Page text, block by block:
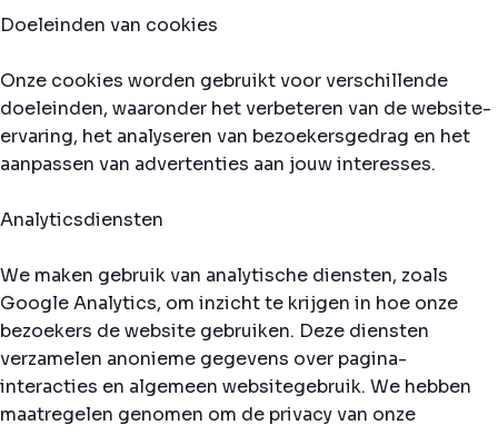
Doeleinden van cookies
Onze cookies worden gebruikt voor verschillende
doeleinden, waaronder het verbeteren van de website-
ervaring, het analyseren van bezoekersgedrag en het
aanpassen van advertenties aan jouw interesses.
Analyticsdiensten
We maken gebruik van analytische diensten, zoals
Google Analytics, om inzicht te krijgen in hoe onze
bezoekers de website gebruiken. Deze diensten
verzamelen anonieme gegevens over pagina-
interacties en algemeen websitegebruik. We hebben
maatregelen genomen om de privacy van onze